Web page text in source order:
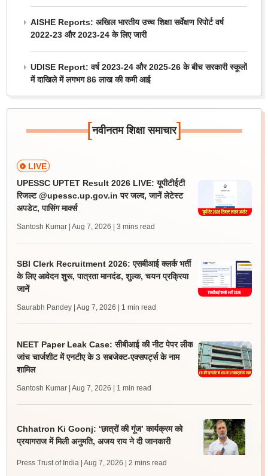
AISHE Reports: अखिल भारतीय उच्च शिक्षा सर्वेक्षण रिपोर्ट वर्ष
2022-23 और 2023-24 के लिए जारी
UDISE Report: वर्ष 2023-24 और 2025-26 के बीच सरकारी स्कूलों
में दाखिले में लगभग 86 लाख की कमी आई
[नवीनतम शिक्षा समाचार]
LIVE
UPESSC UPTET Result 2026 LIVE: यूपीटीईटी
रिजल्ट @upessc.up.gov.in पर जल्द, जानें लेटेस्ट
अपडेट, पासिंग मार्क्स
Santosh Kumar | Aug 7, 2026 | 3 mins read
SBI Clerk Recruitment 2026: एसबीआई क्लर्क भर्ती
के लिए आवेदन शुरू, पात्रता मानदंड, शुल्क, चयन प्रक्रिया
जानें
Saurabh Pandey | Aug 7, 2026 | 1 min read
NEET Paper Leak Case: सीबीआई की नीट पेपर लीक
जांच चार्जशीट में एनटीए के 3 सबजेक्ट-एक्सपर्ट्स के नाम
शामिल
Santosh Kumar | Aug 7, 2026 | 1 min read
Chhatron Ki Goonj: ‘छात्रों की गूंज’ कार्यक्रम को
प्रयागराज में मिली अनुमति, अजय राय ने दी जानकारी
Press Trust of India | Aug 7, 2026 | 2 mins read